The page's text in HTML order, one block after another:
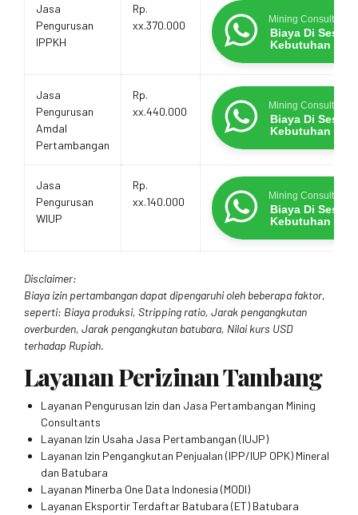
Jasa
Pengurusan
IPPKH
Rp.
xx.370.000
Mining Consultants
Biaya Di
Kebutuhan
Jasa
Pengurusan
Amdal
Pertambangan
Rp.
xx.440.000
Mining Consultants
Biaya Di
Kebutuhan
Jasa
Pengurusan
WIUP
Rp.
xx.140.000
Mining Consultants
Biaya Di
Kebutuhan
Disclaimer:
Biaya izin pertambangan dapat dipengaruhi oleh beberapa faktor,
seperti: Biaya produksi, Stripping ratio, Jarak pengangkutan
overburden, Jarak pengangkutan batubara, Nilai kurs USD
terhadap Rupiah.
Layanan Perizinan Tambang
Layanan Pengurusan Izin dan Jasa Pertambangan Mining
Consultants
Layanan Izin Usaha Jasa Pertambangan (IUJP)
Layanan Izin Pengangkutan Penjualan (IPP/IUP OPK) Mineral
dan Batubara
Layanan Minerba One Data Indonesia (MODI)
Layanan Eksportir Terdaftar Batubara (ET) Batubara